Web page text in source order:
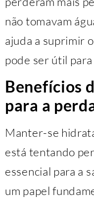
não tomavam
ajuda a suprimir
pode ser útil
Benefícios
para a
Manter-se
está tentando
essencial para a
um papel